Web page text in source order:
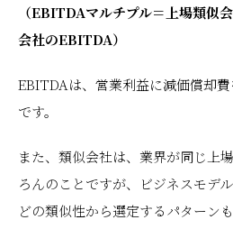
（EBITDAマルチプル＝上場類似
会社のEBITDA）
EBITDAは、営業利益に減価償却
です。
また、類似会社は、業界が同じ上
ろんのことですが、ビジネスモデ
どの類似性から選定するパターン